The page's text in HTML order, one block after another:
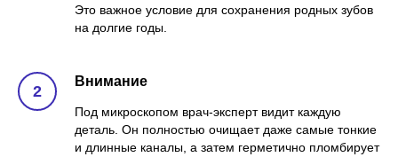
Это важное условие для сохранения родных зубов
на долгие годы.
Внимание
Под микроскопом врач-эксперт видит каждую
деталь. Он полностью очищает даже самые тонкие
и длинные каналы, а затем герметично пломбирует